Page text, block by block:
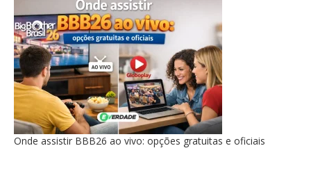
Onde assistir BBB26 ao vivo: opções gratuitas e oficiais